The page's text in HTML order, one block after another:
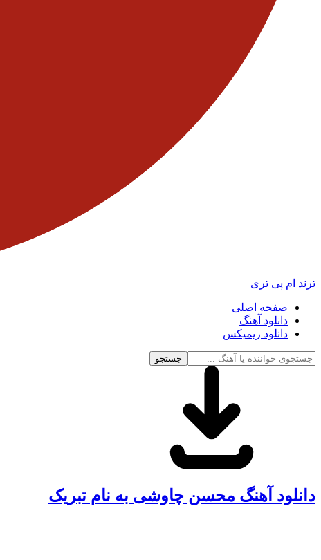
ترند ام پی تری
صفحه اصلی
دانلود آهنگ
دانلود ریمیکس
جستجو
دانلود آهنگ محسن چاوشی به نام تبریک